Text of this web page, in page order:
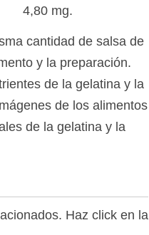
4,80 mg.
cantidad de salsa de
y la preparación.
de la gelatina y la
de los alimentos
de la gelatina y la
Haz click en la